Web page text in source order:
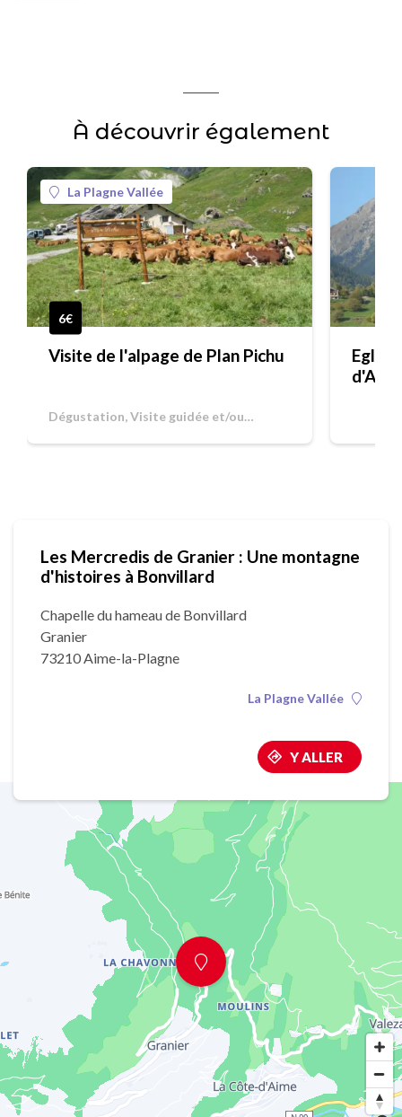
À découvrir également
La Plagne Vallée
6€
Visite de l'alpage de Plan Pichu
Dégustation, Visite guidée et/ou
Les Mercredis de Granier : Une montagne
d'histoires à Bonvillard
Chapelle du hameau de Bonvillard
Granier
73210 Aime-la-Plagne
La Plagne Vallée
Y ALLER